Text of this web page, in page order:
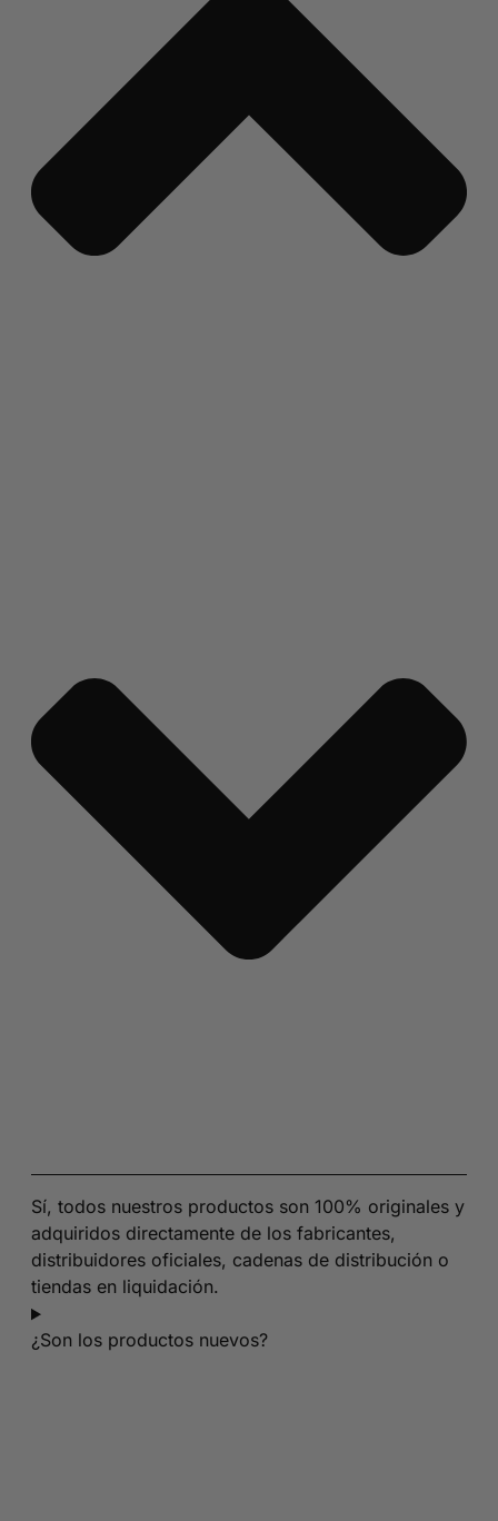
Sí, todos nuestros productos son 100% originales y
adquiridos directamente de los fabricantes,
distribuidores oficiales, cadenas de distribución o
tiendas en liquidación.
¿Son los productos nuevos?